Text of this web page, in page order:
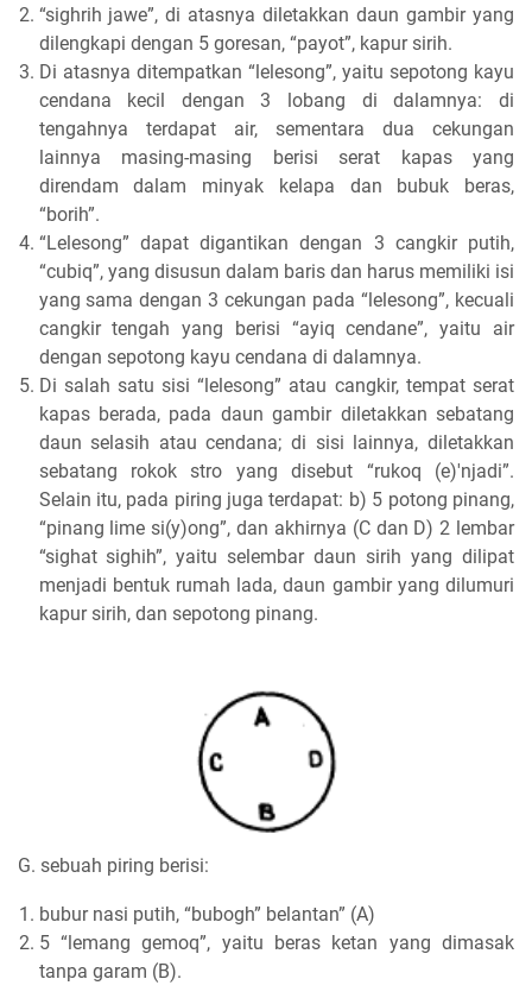
“sighrih jawe”, di atasnya diletakkan daun gambir yang
dilengkapi dengan 5 goresan, “payot”, kapur sirih.
Di atasnya ditempatkan “lelesong”, yaitu sepotong kayu
cendana kecil dengan 3 lobang di dalamnya: di
tengahnya terdapat air, sementara dua cekungan
lainnya masing-masing berisi serat kapas yang
direndam dalam minyak kelapa dan bubuk beras,
“borih”.
“Lelesong” dapat digantikan dengan 3 cangkir putih,
“cubiq”, yang disusun dalam baris dan harus memiliki isi
yang sama dengan 3 cekungan pada “lelesong”, kecuali
cangkir tengah yang berisi “ayiq cendane”, yaitu air
dengan sepotong kayu cendana di dalamnya.
Di salah satu sisi “lelesong” atau cangkir, tempat serat
kapas berada, pada daun gambir diletakkan sebatang
daun selasih atau cendana; di sisi lainnya, diletakkan
sebatang rokok stro yang disebut “rukoq (e)'njadi”.
Selain itu, pada piring juga terdapat: b) 5 potong pinang,
“pinang lime si(y)ong”, dan akhirnya (C dan D) 2 lembar
“sighat sighih”, yaitu selembar daun sirih yang dilipat
menjadi bentuk rumah lada, daun gambir yang dilumuri
kapur sirih, dan sepotong pinang.
G. sebuah piring berisi:
bubur nasi putih, “bubogh” belantan” (A)
5 “lemang gemoq”, yaitu beras ketan yang dimasak
tanpa garam (B).